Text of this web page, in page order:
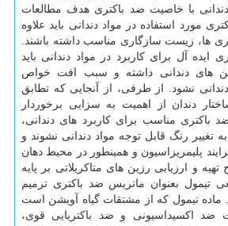
با خاصیت ضد باکتری هدف مطالعات
مورد استفاده در مواد دندانی باید علاوه
ها، زیست سازگاری مناسب داشته باشند.
ایده آل برای کاربرد در مواد دندانی باید
های دندانی داشته و سبب افت خواص
نشود. از طرفی، از آنجایی که تطابق
دندان از اهمیت به سزایی برخوردار
باکتری مناسب برای کاربرد های دندانی،
تغییر رنگ قابل توجه مواد دندانی نشوند و
پلیمریزاسیون و همینطور در محیط دهان
و ارزیابی رزین های متاکریلاتی بر پایه
تیمول بعنوان ماتریس ضد باکتری ترمیم
ماده تیمول که از مشتقات گیاه آویشن است
ضد اکسیداسیونی و ضد باکتریایی قوی،